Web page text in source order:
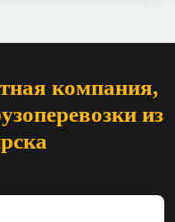
компания,
из